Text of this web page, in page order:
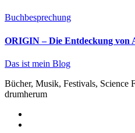
Buchbesprechung
ORIGIN – Die Entdeckung von
Das ist mein Blog
Bücher, Musik, Festivals, Science
drumherum